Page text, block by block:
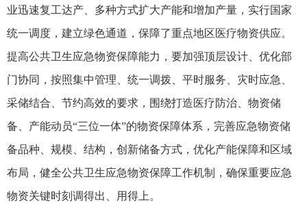
业迅速复工达产、多种方式扩大产能和增加产量，实行国家
统一调度，建立绿色通道，保障了重点地区医疗物资供应。
提高公共卫生应急物资保障能力，要加强顶层设计、优化部
门协同，按照集中管理、统一调拨、平时服务、灾时应急、
采储结合、节约高效的要求，围绕打造医疗防治、物资储
备、产能动员“三位一体”的物资保障体系，完善应急物资储
备品种、规模、结构，创新储备方式，优化产能保障和区域
布局，健全公共卫生应急物资保障工作机制，确保重要应急
物资关键时刻调得出、用得上。